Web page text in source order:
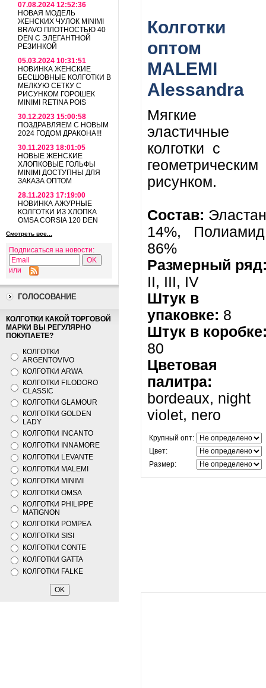
07.08.2024 12:52:36
НОВАЯ МОДЕЛЬ
ЖЕНСКИХ ЧУЛОК MINIMI
BRAVO ПЛОТНОСТЬЮ 40
DEN С ЭЛЕГАНТНОЙ
РЕЗИНКОЙ
05.03.2024 10:31:51
НОВИНКА ЖЕНСКИЕ
БЕСШОВНЫЕ КОЛГОТКИ В
МЕЛКУЮ СЕТКУ С
РИСУНКОМ ГОРОШЕК
MINIMI RETINA POIS
30.12.2023 15:00:58
ПОЗДРАВЛЯЕМ С НОВЫМ
2024 ГОДОМ ДРАКОНА!!!
30.11.2023 18:01:05
НОВЫЕ ЖЕНСКИЕ
ХЛОПКОВЫЕ ГОЛЬФЫ
MINIMI ДОСТУПНЫ ДЛЯ
ЗАКАЗА ОПТОМ
28.11.2023 17:19:00
НОВИНКА АЖУРНЫЕ
КОЛГОТКИ ИЗ ХЛОПКА
OMSA CORSIA 120 DEN
Смотреть все...
Подписаться на новости:
или
ГОЛОСОВАНИЕ
КОЛГОТКИ КАКОЙ ТОРГОВОЙ
МАРКИ ВЫ РЕГУЛЯРНО
ПОКУПАЕТЕ?
КОЛГОТКИ
ARGENTOVIVO
КОЛГОТКИ ARWA
КОЛГОТКИ FILODORO
CLASSIC
КОЛГОТКИ GLAMOUR
КОЛГОТКИ GOLDEN
LADY
КОЛГОТКИ INCANTO
КОЛГОТКИ INNAMORE
КОЛГОТКИ LEVANTE
КОЛГОТКИ MALEMI
КОЛГОТКИ MINIMI
КОЛГОТКИ OMSA
КОЛГОТКИ PHILIPPE
MATIGNON
КОЛГОТКИ POMPEA
КОЛГОТКИ SISI
КОЛГОТКИ CONTE
КОЛГОТКИ GATTA
КОЛГОТКИ FALKE
Колготки
оптом
MALEMI
Alessandra
Мягкие
эластичные
колготки с
геометрическим
рисунком.
Состав: Эластан
14%, Полиамид
86%
Размерный
II, III, IV
Штук в
упаковке: 8
Штук в
80
Цветовая
палитра:
bordeaux, night
violet, nero
Крупный опт:
Цвет:
Размер: